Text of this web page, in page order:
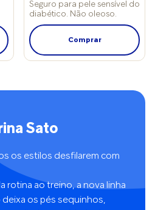
Seguro para pele sensível do
diabético. Não oleoso.
Comprar
Sato
os estilos desfilarem com
rotina ao treino, a nova linha
deixa os pés sequinhos,